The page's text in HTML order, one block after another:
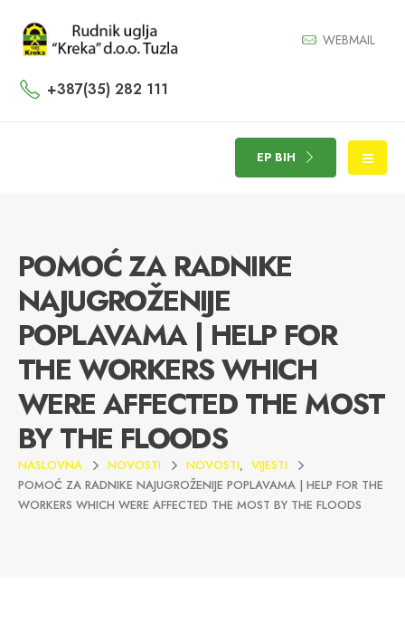
WEBMAIL
+387(35) 282 111
EP BIH
POMOĆ ZA RADNIKE
NAJUGROŽENIJE
POPLAVAMA | HELP FOR
THE WORKERS WHICH
WERE AFFECTED THE MOST
BY THE FLOODS
NASLOVNA NOVOSTI NOVOSTI, VIJESTI
POMOĆ ZA RADNIKE NAJUGROŽENIJE POPLAVAMA | HELP FOR THE
WORKERS WHICH WERE AFFECTED THE MOST BY THE FLOODS